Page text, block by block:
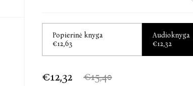
„Šios svaiginančios ir įtaigios meilės
problemas, susijusias su vienišais tėvais,
Booklist
Popierinė knyga
€12,63
Audioknyga
€12,32
€12,32 €15,40